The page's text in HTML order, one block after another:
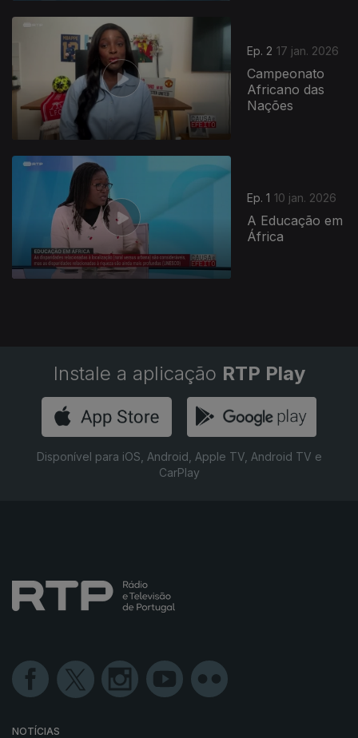
Ep. 2 17 jan. 2026
Campeonato
Africano das
Nações
Ep. 1 10 jan. 2026
A Educação em
África
901263
Instale a aplicação RTP Play
Disponível para iOS, Android, Apple TV, Android TV e
CarPlay
NOTÍCIAS